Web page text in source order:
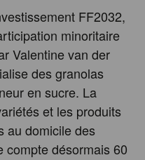
FF2032,
minoritaire
Valentine van der
des granolas
en sucre. La
et les produits
au domicile des
compte désormais 60